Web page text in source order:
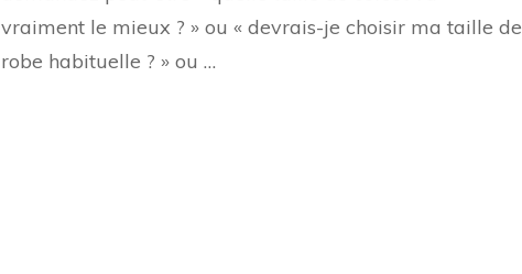
vraiment le mieux ? » ou « devrais-je choisir ma taille de
robe habituelle ? » ou …